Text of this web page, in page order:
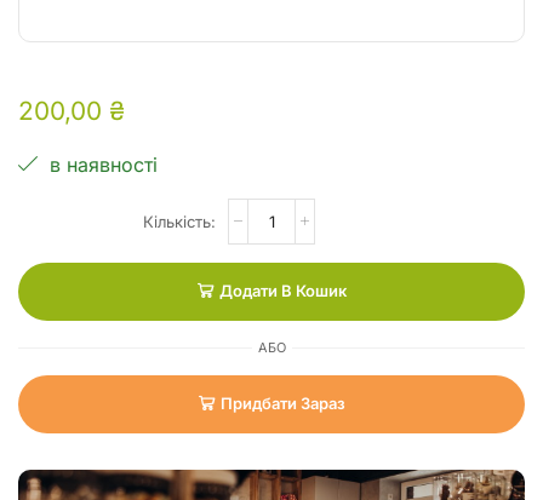
200,00 ₴
в наявності
Додати В Кошик
АБО
Придбати Зараз